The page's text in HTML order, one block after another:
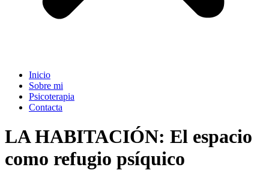
Inicio
Sobre mi
Psicoterapia
Contacta
LA HABITACIÓN: El espacio
como refugio psíquico